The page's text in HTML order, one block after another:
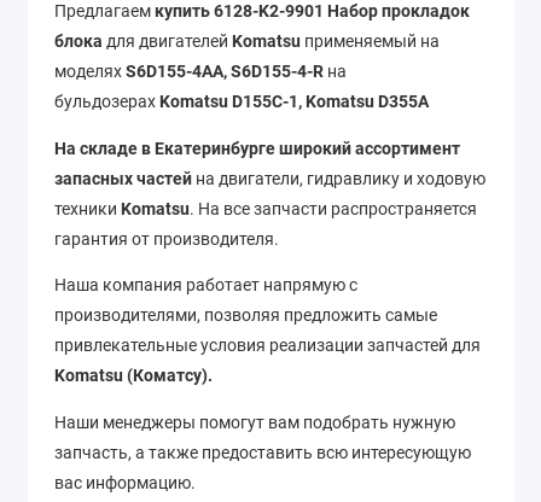
Предлагаем купить6128-K2-9901 Набор прокладок
блока для двигателей Komatsu применяемый на
моделяхS6D155-4AA, S6D155-4-R на
бульдозерах Komatsu D155C-1, Komatsu D355A
На складе в Екатеринбурге широкий ассортимент
запасных частей на двигатели, гидравлику и ходовую
техники Komatsu. На все запчасти распространяется
гарантия от производителя.
Наша компания работает напрямую с
производителями, позволяя предложить самые
привлекательные условия реализации запчастей для
Komatsu (Коматсу).
Наши менеджеры помогут вам подобрать нужную
запчасть, а также предоставить всю интересующую
вас информацию.